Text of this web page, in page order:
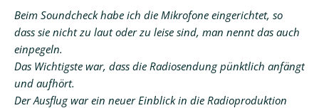
Beim Soundcheck habe ich die Mikrofone eingerichtet, so
dass sie nicht zu laut oder zu leise sind, man nennt das auch
einpegeln.
Das Wichtigste war, dass die Radiosendung pünktlich anfängt
und aufhört.
Der Ausflug war ein neuer Einblick in die Radioproduktion